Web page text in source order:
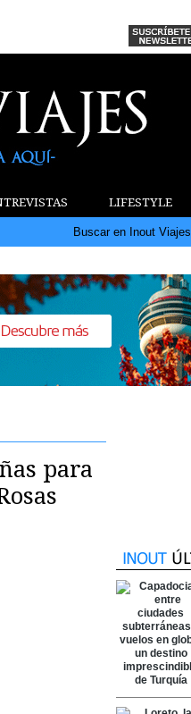
LIFESTYLE
Buscar en Inout Viajes
para